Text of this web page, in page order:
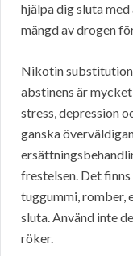
hjälpa dig sluta
mängd av drogen
Nikotin
abstinens är
stress, depression
ganska
frestelsen. Det
tuggummi, romber,
sluta. Använd inte
röker.